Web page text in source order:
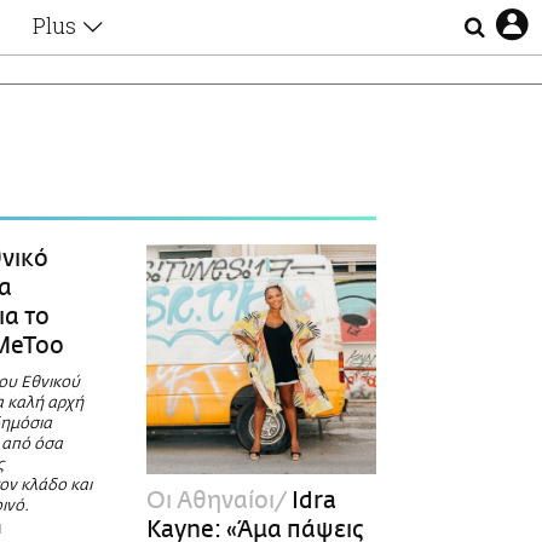
Plus
Οι Αθηναίοι
Lgbtqi+
Επιλογές
το
Εθνικού
καλή αρχή
από όσα
κλάδο και
Οι Αθηναίοι Idra
Kayne: «Άμα πάψεις